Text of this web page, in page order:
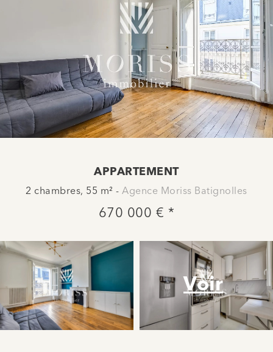
APPARTEMENT
2 chambres, 55 m² -Agence Moriss Batignolles
670 000 € *
Voir